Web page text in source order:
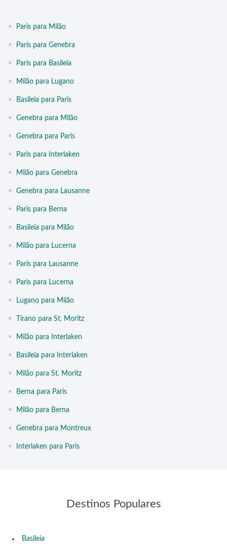
• Paris para Milão
• Paris para Genebra
• Paris para Basileia
• Milão para Lugano
• Basileia para Paris
• Genebra para Milão
• Genebra para Paris
• Paris para Interlaken
• Milão para Genebra
• Genebra para Lausanne
• Paris para Berna
• Basileia para Milão
• Milão para Lucerna
• Paris para Lausanne
• Paris para Lucerna
• Lugano para Milão
• Tirano para St. Moritz
• Milão para Interlaken
• Basileia para Interlaken
• Milão para St. Moritz
• Berna para Paris
• Milão para Berna
• Genebra para Montreux
• Interlaken para Paris
Destinos Populares
Basileia